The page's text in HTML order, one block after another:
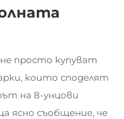
просто купуват
които споделят
на 8-унцови
ясно съобщение, че